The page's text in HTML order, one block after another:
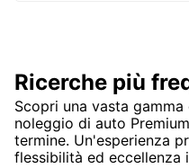
Ricerche più
Scopri una vasta
noleggio di auto
termine. Un'esperienza
flessibilità ed eccellenza